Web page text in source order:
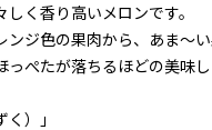
く香り高いメロンです。
ジ色の果肉から、あま～
ぺたが落ちるほどの美味し
）」